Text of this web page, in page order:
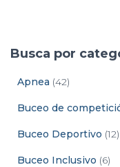
Busca por
Apnea (42)
Buceo de
Buceo Deportivo (12)
Buceo Inclusivo (6)